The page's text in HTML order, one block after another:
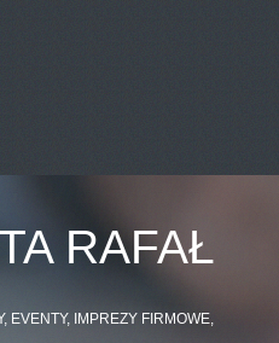
RAFAŁ
EVENTY, IMPREZY FIRMOWE,